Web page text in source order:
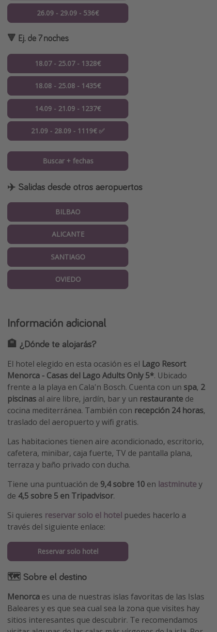
26.09 - 29.09 - 536€
🔻 Ej. de 7 noches
18.07 - 25.07 - 1328€
18.08 - 25.08 - 1435€
14.09 - 21.09 - 1237€
21.09 - 28.09 - 1119€ ✅
Buscar + fechas
✈️ Salidas desde otros aeropuertos
BILBAO
ALICANTE
SANTIAGO
OVIEDO
Información adicional
🏨 ¿Dónde te alojarás?
El hotel elegido en esta ocasión es el Lago Resort
Menorca - Casas del Lago Adults Only 5*. Ubicado
frente a la playa en Cala'n Bosch. Cuenta con un spa, 2
piscinas al aire libre, jardín, bar y un restaurante de
cocina mediterránea. También con recepción 24 horas,
traslado del aeropuerto y wifi gratis.
Las habitaciones tienen aire acondicionado, escritorio,
cafetera, minibar, caja fuerte, TV de pantalla plana,
terraza y baño privado con ducha.
Tiene una puntuación de 9,4 sobre 10 en lastminutey
de 4,5 sobre 5 en Tripadvisor.
Si quieres reservar solo el hotel puedes hacerlo a
través del siguiente enlace:
Reservar solo hotel
🗺 Sobre el destino
Menorca es una de nuestras islas favoritas de las Islas
Baleares y es que sea cual sea la zona que visites hay
sitios interesantes que descubrir. Te recomendamos